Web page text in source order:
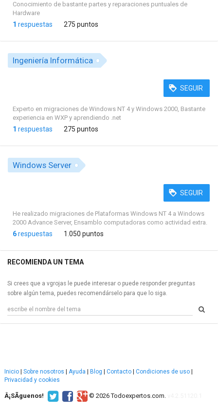
Conocimiento de bastante partes y reparaciones puntuales de
Hardware
1 respuestas 275 puntos
Ingeniería Informática
SEGUIR
Experto en migraciones de Windows NT 4 y Windows 2000, Bastante
experiencia en WXP y aprendiendo .net
1 respuestas 275 puntos
Windows Server
SEGUIR
He realizado migraciones de Plataformas Windows NT 4 a Windows
2000 Advance Server, Ensamblo computadoras como actividad extra.
6respuestas 1.050 puntos
RECOMIENDA UN TEMA
Si crees que a vgrojas le puede interesar o puede responder preguntas
sobre algún tema, puedes recomendárselo para que lo siga.
Inicio Sobre nosotros Ayuda Blog Contacto Condiciones de uso
Privacidad y cookies
Â¡SÃ­guenos! © 2026 Todoexpertos.com.